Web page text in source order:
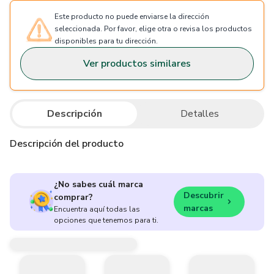
Este producto no puede enviarse la dirección
seleccionada. Por favor, elige otra o revisa los productos
disponibles para tu dirección.
Ver productos similares
Descripción Detalles
Descripción del producto
¿No sabes cuál marca
comprar?
Encuentra aquí todas las
opciones que tenemos para ti.
Descubrir
marcas